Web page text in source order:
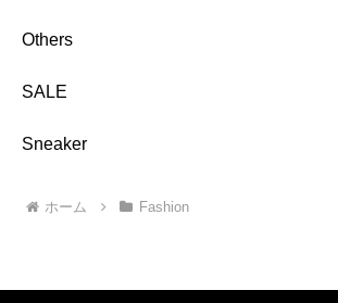
Others
SALE
Sneaker
ホーム Fashion